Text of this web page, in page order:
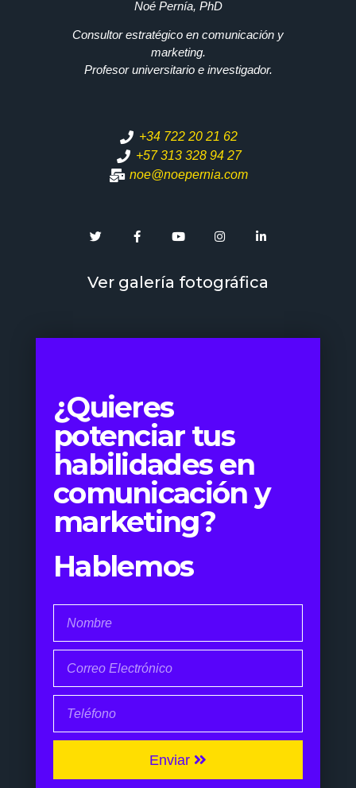
Noé Pernía, PhD
Consultor estratégico en comunicación y
marketing.
Profesor universitario e investigador.
+34 722 20 21 62
+57 313 328 94 27
noe@noepernia.com
Ver galería fotográfica
¿Quieres
potenciar tus
habilidades en
comunicación y
marketing?
Hablemos
Enviar